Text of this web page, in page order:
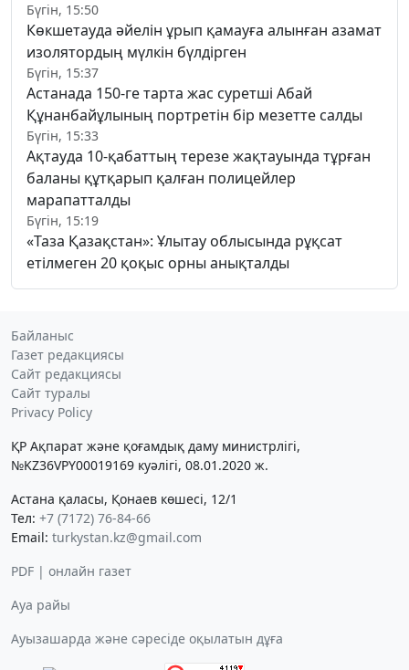
Бүгін, 15:50
Көкшетауда әйелін ұрып қамауға алынған азамат
изолятордың мүлкін бүлдірген
Бүгін, 15:37
Астанада 150-ге тарта жас суретші Абай
Құнанбайұлының портретін бір мезетте салды
Бүгін, 15:33
Ақтауда 10-қабаттың терезе жақтауында тұрған
баланы құтқарып қалған полицейлер
марапатталды
Бүгін, 15:19
«Таза Қазақстан»: Ұлытау облысында рұқсат
етілмеген 20 қоқыс орны анықталды
Байланыс
Газет редакциясы
Сайт редакциясы
Сайт туралы
Privacy Policy
ҚР Ақпарат және қоғамдық даму министрлігі,
№KZ36VPY00019169 куәлігі, 08.01.2020 ж.
Астана қаласы, Қонаев көшесі, 12/1
Тел: +7 (7172) 76-84-66
Email: turkystan.kz@gmail.com
PDF | онлайн газет
Ауа райы
Ауызашарда және сәресіде оқылатын дұға